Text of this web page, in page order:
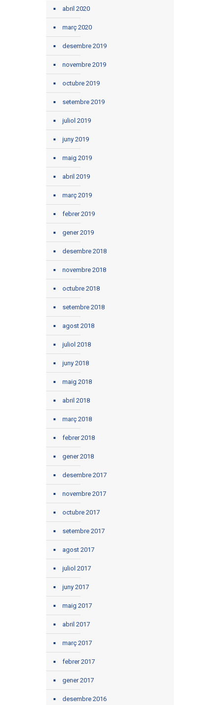
abril 2020
març 2020
desembre 2019
novembre 2019
octubre 2019
setembre 2019
juliol 2019
juny 2019
maig 2019
abril 2019
març 2019
febrer 2019
gener 2019
desembre 2018
novembre 2018
octubre 2018
setembre 2018
agost 2018
juliol 2018
juny 2018
maig 2018
abril 2018
març 2018
febrer 2018
gener 2018
desembre 2017
novembre 2017
octubre 2017
setembre 2017
agost 2017
juliol 2017
juny 2017
maig 2017
abril 2017
març 2017
febrer 2017
gener 2017
desembre 2016